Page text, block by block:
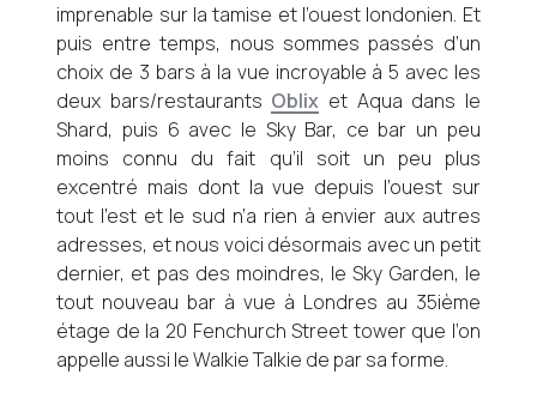
imprenable sur la tamise et l’ouest londonien. Et
puis entre temps, nous sommes passés d’un
choix de 3 bars à la vue incroyable à 5 avec les
deux bars/restaurants Oblix et Aqua dans le
Shard, puis 6 avec le Sky Bar, ce bar un peu
moins connu du fait qu’il soit un peu plus
excentré mais dont la vue depuis l’ouest sur
tout l’est et le sud n’a rien à envier aux autres
adresses, et nous voici désormais avec un petit
dernier, et pas des moindres, le Sky Garden, le
tout nouveau bar à vue à Londres au 35ième
étage de la 20 Fenchurch Street tower que l’on
appelle aussi le Walkie Talkie de par sa forme.